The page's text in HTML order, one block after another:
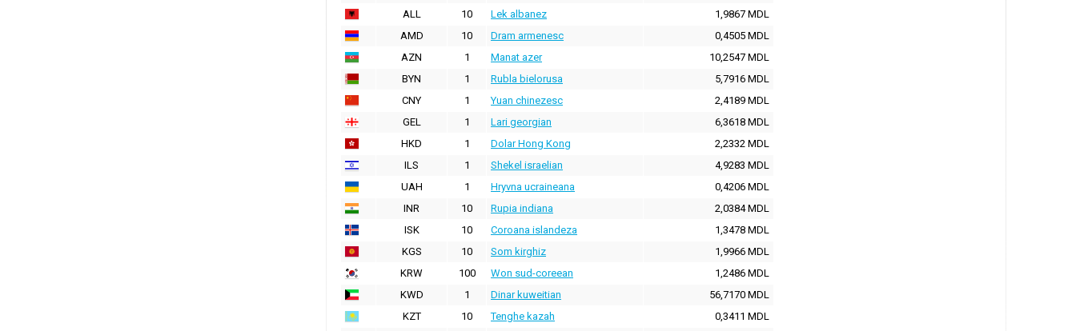
ALL
10 Lek albanez
1,9867 MDL
AMD
10 Dram armenesc
0,4505 MDL
AZN
1 Manat azer
10,2547 MDL
BYN
1 Rubla bielorusa
5,7916 MDL
CNY
1 Yuan chinezesc
2,4189 MDL
GEL
1 Lari georgian
6,3618 MDL
HKD
1 Dolar Hong Kong
2,2332 MDL
ILS
1 Shekel israelian
4,9283 MDL
UAH
1 Hryvna ucraineana
0,4206 MDL
INR
10 Rupia indiana
2,0384 MDL
ISK
10 Coroana islandeza
1,3478 MDL
KGS
10 Som kirghiz
1,9966 MDL
KRW
100 Won sud-coreean
1,2486 MDL
KWD
1 Dinar kuweitian
56,7170 MDL
KZT
10 Tenghe kazah
0,3411 MDL